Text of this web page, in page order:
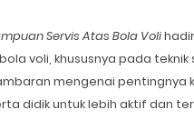
Servis Atas Bola Voli
voli, khususnya pada
mengenai
didik untuk lebih aktif dan